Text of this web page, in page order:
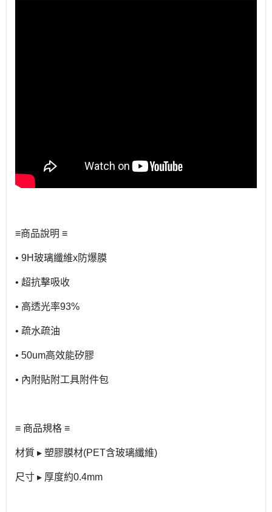
≡商品說明 ≡
• 9H玻璃纖維x防爆膜
• 超抗擊吸收
• 高透光率93%
• 疏水疏油
• 50um高效能矽膠
• 內附貼附工具附件包
≡ 商品規格 ≡
材質 ▸ 塑膠膜材(PET含玻璃纖維)
尺寸 ▸ 厚度約0.4mm